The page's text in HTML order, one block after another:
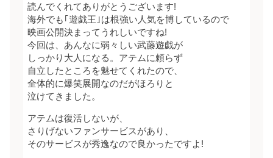
読んでくれてありがとうございます!
海外でも｢遊戯王｣は根強い人気を博しているので
映画公開決まってうれしいですね!
今回は、あんなに弱々しい武藤遊戯が
しっかり大人になる。アテムに頼らず
自立したところを魅せてくれたので、
全体的に爆笑展開なのだがほろりと
泣けてきました。
アテムは復活しないが、
さりげないファンサービスがあり、
そのサービスが秀逸なので良かったですよ!